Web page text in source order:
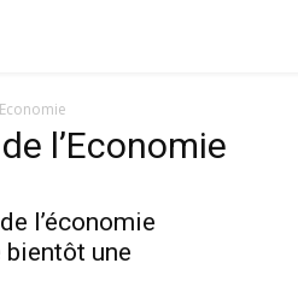
l’Economie
l’économie
une